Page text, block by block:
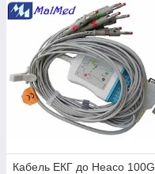
Кабель ЕКГ до Heaco 100G